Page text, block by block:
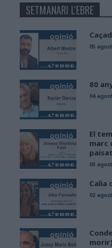
SETMANARI L'EBRE
05
80
04
El
marc
03
Calia
02